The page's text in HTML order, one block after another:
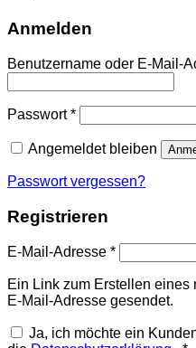
Anmelden
Benutzername oder E-Mail-
Passwort*Erforderlich
Angemeldet bleiben
Passwort vergessen?
Registrieren
E-Mail-Adresse *Erforderlich
Ein Link zum Erstellen
E-Mail-Adresse gesendet.
Ja, ich möchte ein